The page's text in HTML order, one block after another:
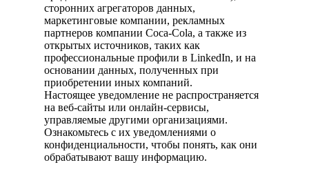
сторонних агрегаторов данных,
маркетинговые компании, рекламных
партнеров компании Coca-Cola, а также из
открытых источников, таких как
профессиональные профили в LinkedIn, и на
основании данных, полученных при
приобретении иных компаний.
Настоящее уведомление не распространяется
на веб-сайты или онлайн-сервисы,
управляемые другими организациями.
Ознакомьтесь с их уведомлениями о
конфиденциальности, чтобы понять, как они
обрабатывают вашу информацию.